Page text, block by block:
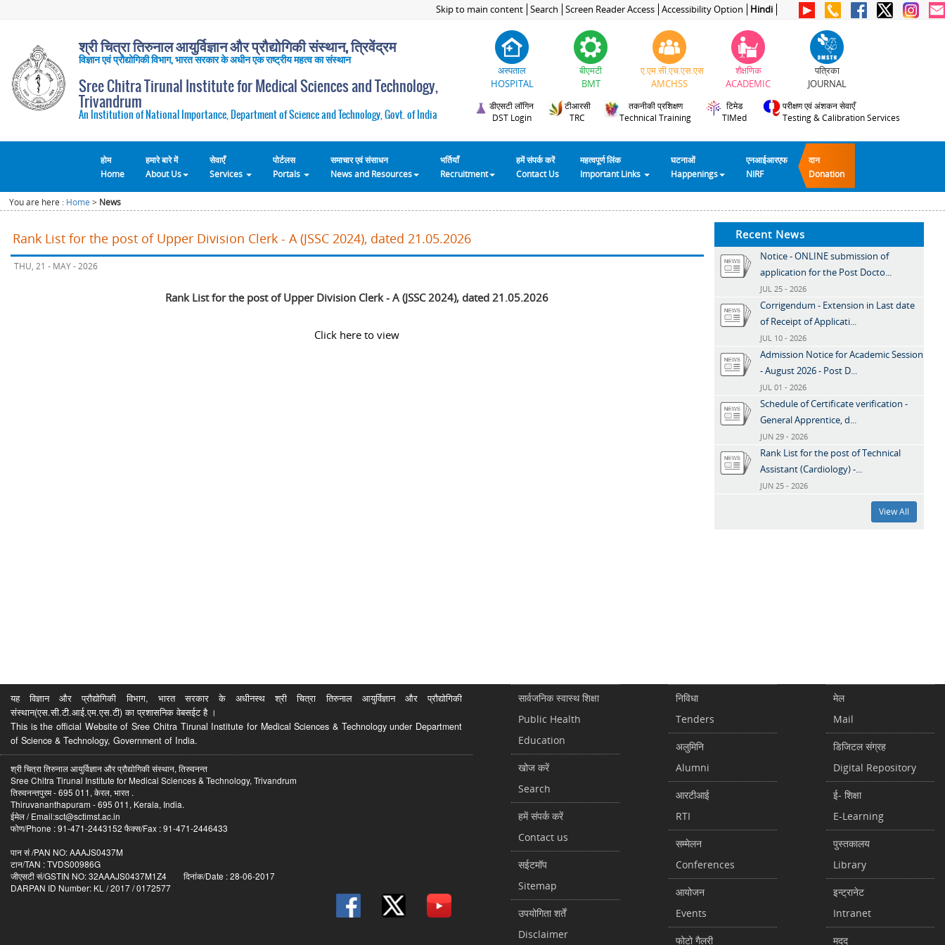
Skip to main content Search Screen Reader Access Accessibility Option Hindi
श्री चित्रा तिरुनाल आयुर्विज्ञान और प्रौद्योगिकी संस्थान, त्रिवेंद्रम
विज्ञान एवं प्रौद्योगिकी विभाग, भारत सरकार के अधीन एक राष्ट्रीय महत्व का संस्थान
Sree Chitra Tirunal Institute for Medical Sciences and Technology,
Trivandrum
An Institution of National Importance, Department of Science and Technology, Govt. of India
अस्पताल
HOSPITAL
बीएमटी
BMT
ए.एम.सी.एच.एस.एस
AMCHSS
शैक्षणिक
ACADEMIC
पत्रिका
JOURNAL
डीएसटी लॉगिन
DST Login
टीआरसी
TRC
तकनीकी प्रशिक्षण
Technical Training
टिमेड
TIMed
परीक्षण एवं अंशकन सेवाएँ
Testing & Calibration Services
होम
Home
हमारे बारे में
About Us
सेवाएँ
Services
पोर्टलस
Portals
समाचार एवं संसाधन
News and Resources
भर्तियाँ
Recruitment
हमें संपर्क करें
Contact Us
महत्वपूर्ण लिंक
Important Links
घटनाओं
Happenings
एनआईआरएफ
NIRF
दान
Donation
You are here : Home > News
Rank List for the post of Upper Division Clerk - A (JSSC 2024), dated 21.05.2026
THU, 21 - MAY - 2026
Rank List for the post of Upper Division Clerk - A (JSSC 2024), dated 21.05.2026
Click here to view
Recent News
Notice - ONLINE submission of
application for the Post Docto...
JUL 25 - 2026
Corrigendum - Extension in Last date
of Receipt of Applicati...
JUL 10 - 2026
Admission Notice for Academic Session
- August 2026 - Post D...
JUL 01 - 2026
Schedule of Certificate verification -
General Apprentice, d...
JUN 29 - 2026
Rank List for the post of Technical
Assistant (Cardiology) -...
JUN 25 - 2026
View All
यह विज्ञान और प्रौद्योगिकी विभाग, भारत सरकार के अधीनस्थ श्री चित्रा तिरुनाल आयुर्विज्ञान और प्रौद्योगिकी
संस्थान(एस.सी.टी.आई.एम.एस.टी) का प्रशासनिक वेबसईट है ।
This is the official Website of Sree Chitra Tirunal Institute for Medical Sciences & Technology under Department
of Science & Technology, Government of India.
श्री चित्रा तिरुनाल आयुर्विज्ञान और प्रौद्योगिकी संस्थान, तिरुवनन्त
Sree Chitra Tirunal Institute for Medical Sciences & Technology, Trivandrum
तिरुवनन्तपुरम - 695 011, केरल, भारत .
Thiruvananthapuram - 695 011, Kerala, India.
ईमेल / Email:sct@sctimst.ac.in
फोण/Phone : 91-471-2443152 फैक्स/Fax : 91-471-2446433
पान सं /PAN NO: AAAJS0437M
टान/TAN : TVDS00986G
जीएसटी सं/GSTIN NO: 32AAAJS0437M1Z4 दिनांक/Date : 28-06-2017
DARPAN ID Number: KL / 2017 / 0172577
सार्वजनिक स्वास्थ शिक्षा
Public Health
Education
खोज करें
Search
हमें संपर्क करें
Contact us
सईटमॉप
Sitemap
उपयोगिता शर्तें
Disclaimer
निविधा
Tenders
अलुमिनि
Alumni
आरटीआई
RTI
सम्मेलन
Conferences
आयोजन
Events
फोटो गैलरी
मेल
Mail
डिजिटल संग्रह
Digital Repository
ई- शिक्षा
E-Learning
पुस्तकालय
Library
इन्ट्रानेट
Intranet
मदद